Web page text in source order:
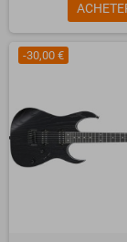
-30,00 €